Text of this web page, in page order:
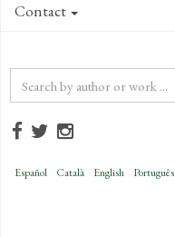
Contact
Español Català English Português